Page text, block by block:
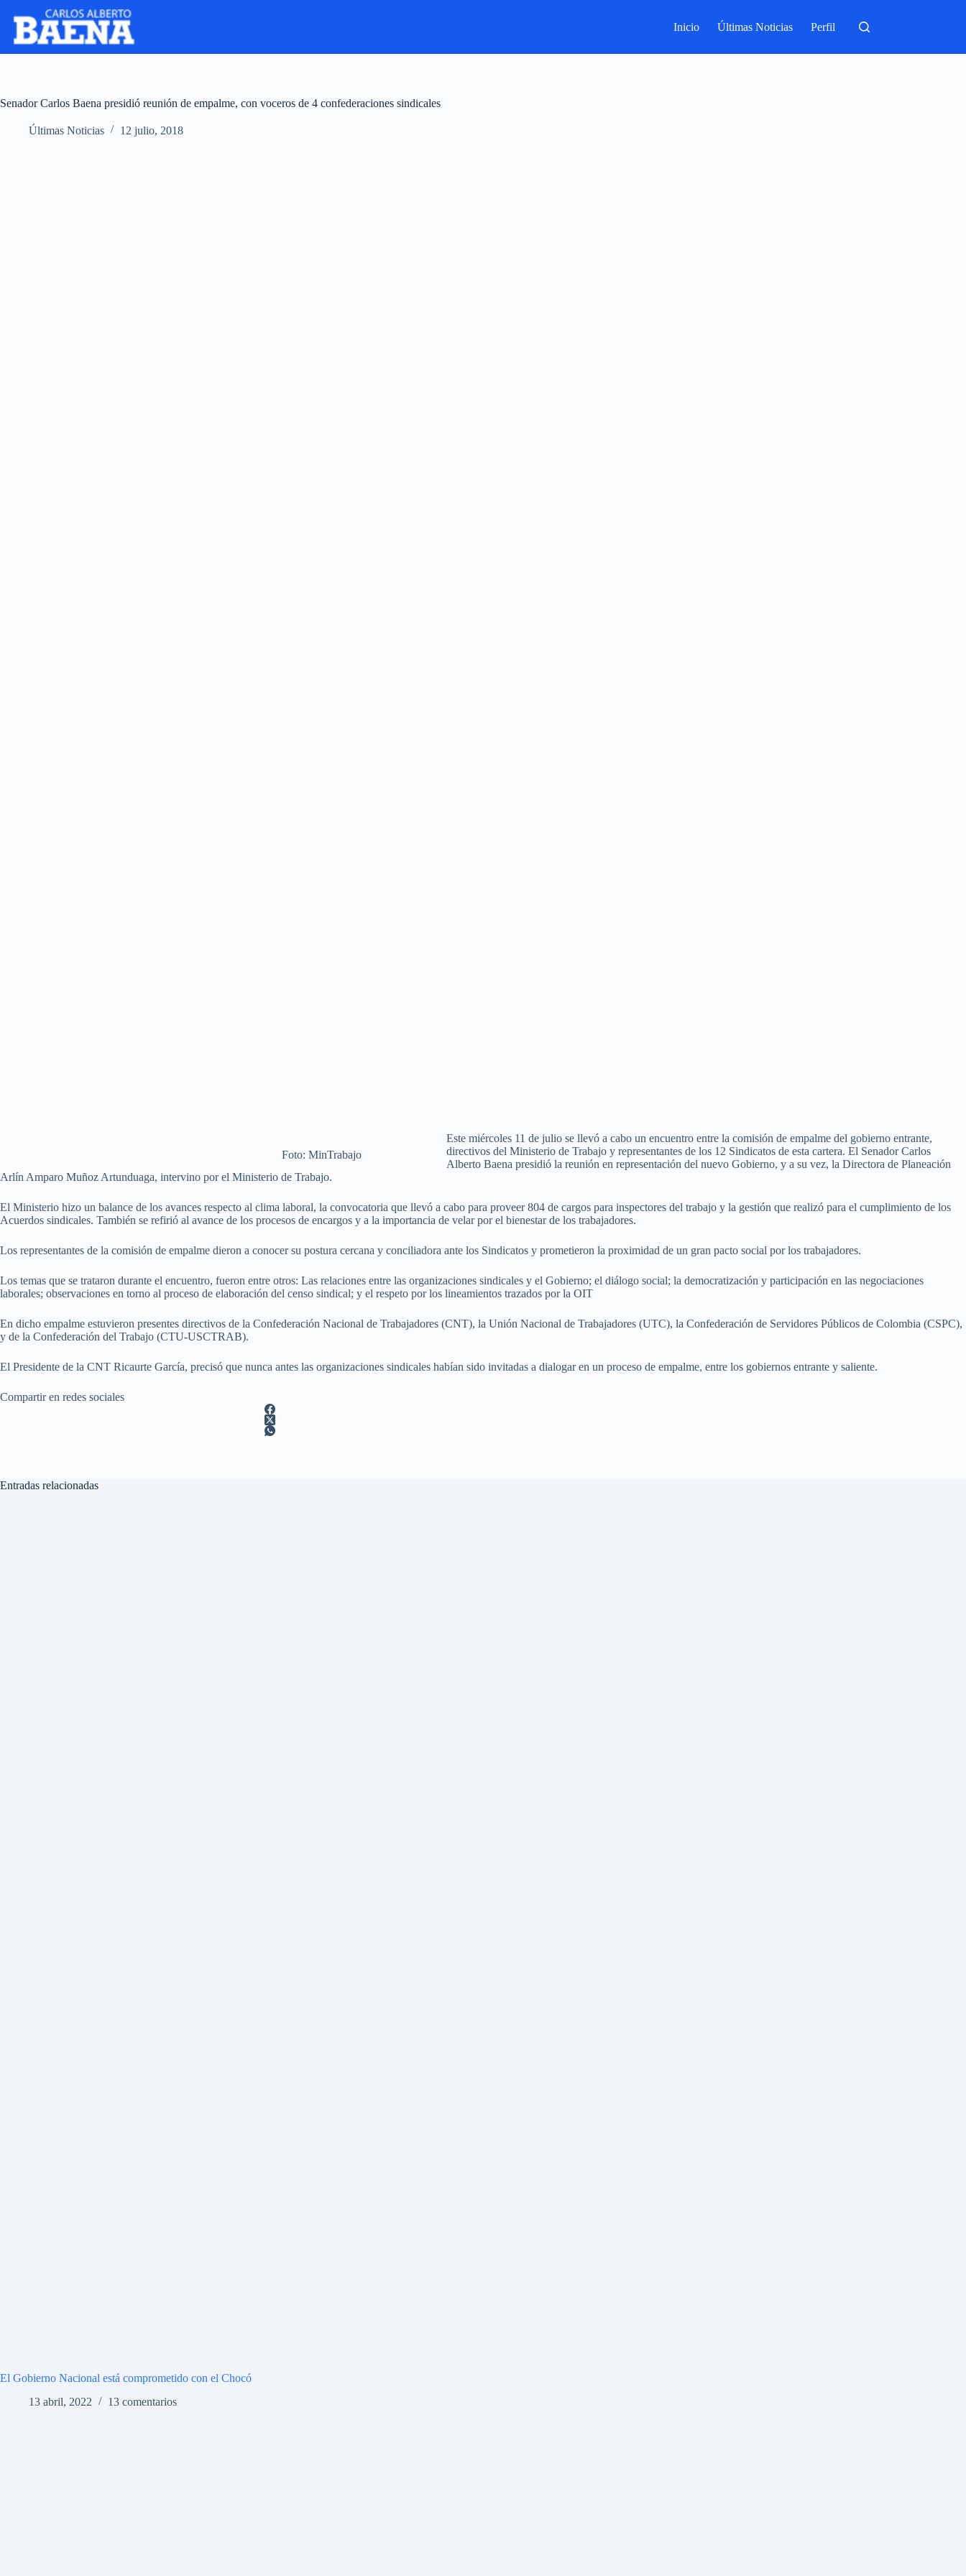
Inicio Últimas Noticias Perfil
Senador Carlos Baena presidió reunión de empalme, con voceros de 4 confederaciones sindicales
Últimas Noticias 12 julio, 2018
Foto: MinTrabajo
Este miércoles 11 de julio se llevó a cabo un encuentro entre la comisión de empalme del gobierno entrante,
directivos del Ministerio de Trabajo y representantes de los 12 Sindicatos de esta cartera. El Senador Carlos
Alberto Baena presidió la reunión en representación del nuevo Gobierno, y a su vez, la Directora de Planeación
Arlín Amparo Muñoz Artunduaga, intervino por el Ministerio de Trabajo.
El Ministerio hizo un balance de los avances respecto al clima laboral, la convocatoria que llevó a cabo para proveer 804 de cargos para inspectores del trabajo y la gestión que realizó para el cumplimiento de los
Acuerdos sindicales. También se refirió al avance de los procesos de encargos y a la importancia de velar por el bienestar de los trabajadores.
Los representantes de la comisión de empalme dieron a conocer su postura cercana y conciliadora ante los Sindicatos y prometieron la proximidad de un gran pacto social por los trabajadores.
Los temas que se trataron durante el encuentro, fueron entre otros: Las relaciones entre las organizaciones sindicales y el Gobierno; el diálogo social; la democratización y participación en las negociaciones
laborales; observaciones en torno al proceso de elaboración del censo sindical; y el respeto por los lineamientos trazados por la OIT
En dicho empalme estuvieron presentes directivos de la Confederación Nacional de Trabajadores (CNT), la Unión Nacional de Trabajadores (UTC), la Confederación de Servidores Públicos de Colombia (CSPC),
y de la Confederación del Trabajo (CTU-USCTRAB).
El Presidente de la CNT Ricaurte García, precisó que nunca antes las organizaciones sindicales habían sido invitadas a dialogar en un proceso de empalme, entre los gobiernos entrante y saliente.
Compartir en redes sociales
Entradas relacionadas
El Gobierno Nacional está comprometido con el Chocó
13 abril, 2022
13 comentarios